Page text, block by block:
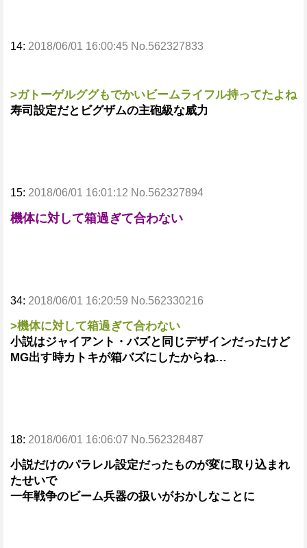
14: 2018/06/01 16:00:45 No.562327833
>ガトーゲルググもでかいビームライフル持ってたよね
寿司設定だとビグザムの主砲級な威力
15: 2018/06/01 16:01:12 No.562327894
機体に対して箱過ぎて合わない
34: 2018/06/01 16:20:59 No.562330216
>機体に対して箱過ぎて合わない
小説はジャイアント・バズと同じデザインだったけど
MG出す時カトキが箱バズにしたからね…
18: 2018/06/01 16:06:07 No.562328487
小説だけのパラレル設定だったものが変に取り込まれ
たせいで
一年戦争のビーム兵器の扱いがおかしなことに